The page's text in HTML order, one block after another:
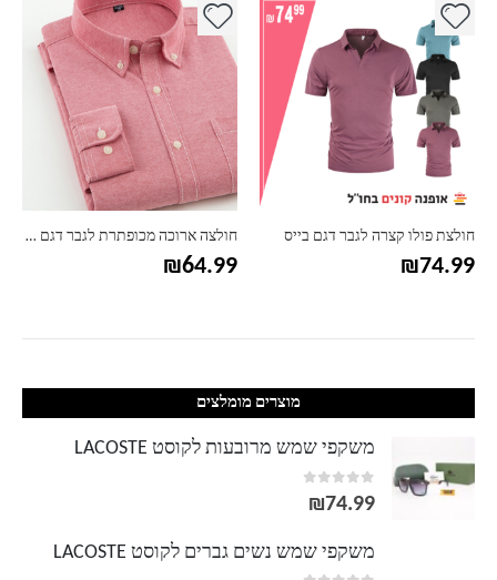
חולצת פולו קצרה לגבר דגם בייס
₪74.99
חולצה ארוכה מכופתרת לגבר דגם טיילור
₪64.99
מוצרים מומלצים
משקפי שמש מרובעות לקוסט LACOSTE
0
out of 5
₪74.99
משקפי שמש נשים גברים לקוסט LACOSTE